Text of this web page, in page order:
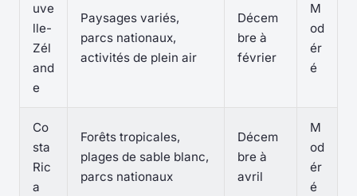
uve
lle-
Zél
and
e
Paysages variés,
parcs nationaux,
activités de plein air
Décem
bre à
février
M
od
ér
é
Co
sta
Ric
a
Forêts tropicales,
plages de sable blanc,
parcs nationaux
Décem
bre à
avril
M
od
ér
é